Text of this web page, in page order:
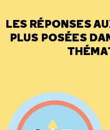
LES RÉPONSES
PLUS POSÉES